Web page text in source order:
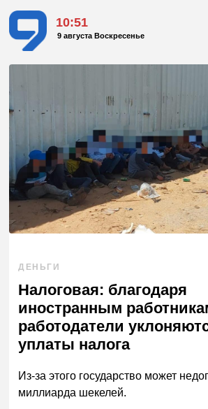
10:52
9 августа Воскресенье
ДЕНЬГИ
Налоговая: благодаря
иностранным
работодатели
уплаты налога
Из-за этого государство может
миллиарда шекелей.